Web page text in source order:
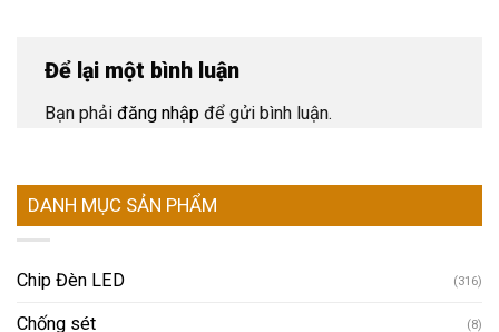
Để lại một bình luận
Bạn phải đăng nhập để gửi bình luận.
DANH MỤC SẢN PHẨM
Chip Đèn LED (316)
Chống sét (8)